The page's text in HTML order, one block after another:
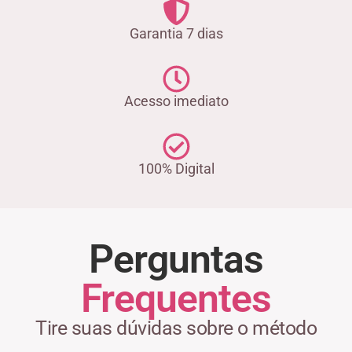
Garantia 7 dias
Acesso imediato
100% Digital
Perguntas
Frequentes
Tire suas dúvidas sobre o método